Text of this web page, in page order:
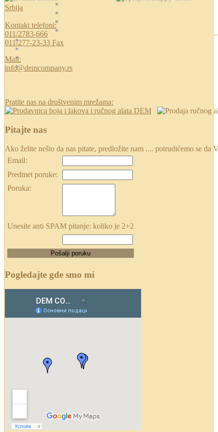
Srbija
Kontakt telefoni:
011/2783-666
011/277-23-33 Fax
Mail:
info@demcompany.rs
Pratite nas na društvenim mrežama:
Pitajte nas
Ako želite nešto da nas pitate, predložite nam .... potrudićemo se
Email:
Predmet poruke:
Poruka:
Unesite anti SPAM pitanje: koliko je 2+2
Pogledajte gde smo mi